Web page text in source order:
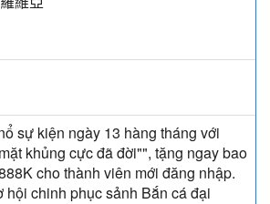
sự kiện ngày 13 hàng tháng với
khủng cực đã đời"", tặng ngay bao
cho thành viên mới đăng nhập.
chinh phục sảnh Bắn cá đại